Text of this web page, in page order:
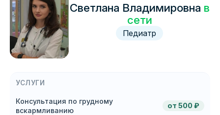
Светлана Владимировна в
сети
Педиатр
УСЛУГИ
Консультация по грудному
вскармливанию
от 500 ₽